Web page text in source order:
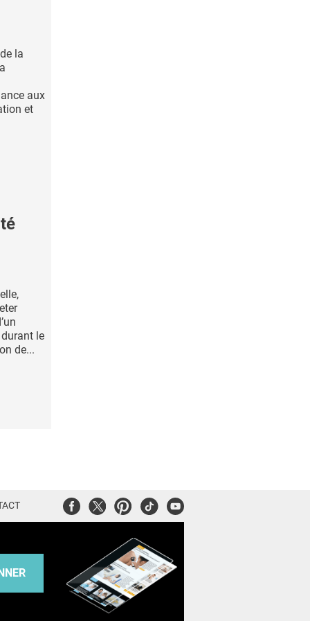
la
aux
et
le
de...
FacebookTwitterPinterest
TiktokYoutube